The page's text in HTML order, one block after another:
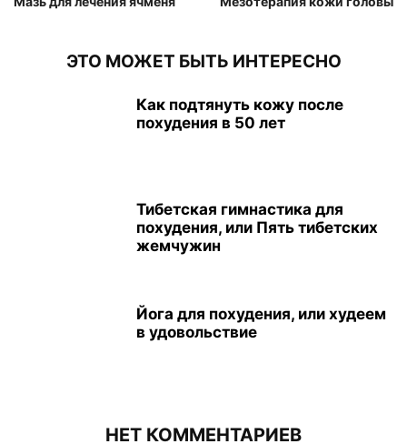
ЭТО МОЖЕТ БЫТЬ ИНТЕРЕСНО
Как подтянуть кожу после
похудения в 50 лет
Тибетская гимнастика для
похудения, или Пять тибетских
жемчужин
Йога для похудения, или худеем
в удовольствие
НЕТ КОММЕНТАРИЕВ